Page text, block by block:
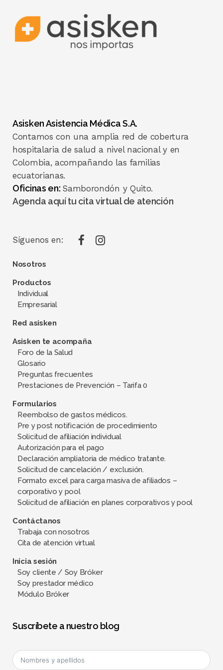
Asisken Asistencia Médica S.A.
Contamos con una amplia red de cobertura
hospitalaria de salud a nivel nacional y en
Colombia, acompañando las familias
ecuatorianas.
Oficinas en: Samborondón y Quito.
Agenda aquí tu cita virtual de atención
Síguenos en:
Nosotros
Productos
Individual
Empresarial
Red asisken
Asisken te acompaña
Foro de la Salud
Glosario
Preguntas frecuentes
Prestaciones de Prevención – Tarifa 0
Formularios
Reembolso de gastos médicos.
Pre y post notificación de procedimiento
Solicitud de afiliación individual
Autorización para el pago
Declaración ampliatoria de médico tratante.
Solicitud de cancelación / exclusión.
Formato excel para carga masiva de afiliados –
corporativo y pool
Solicitud de afiliación en planes corporativos y pool
Contáctanos
Trabaja con nosotros
Cita de atención virtual
Inicia sesión
Soy cliente / Soy Bróker
Soy prestador médico
Módulo Bróker
Suscríbete a nuestro blog